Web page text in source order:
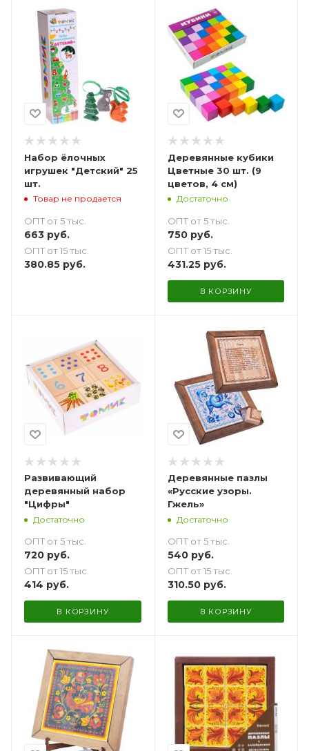
Набор ёлочных
игрушек "Детский" 25
шт.
Товар не продается
ОПТ от 5 тыс.
663 руб.
ОПТ от 15 тыс.
380.85 руб.
Деревянные кубики
Цветные 30 шт. (9
цветов, 4 см)
Достаточно
ОПТ от 5 тыс.
750руб.
ОПТ от 15 тыс.
431.25руб.
В КОРЗИНУ
Развивающий
деревянный набор
"Цифры"
Достаточно
ОПТ от 5 тыс.
720 руб.
ОПТ от 15 тыс.
414 руб.
В КОРЗИНУ
Деревянные пазлы
«Русские узоры.
Гжель»
Достаточно
ОПТ от 5 тыс.
540руб.
ОПТ от 15 тыс.
310.50руб.
В КОРЗИНУ